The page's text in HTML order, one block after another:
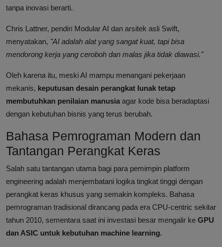
tanpa inovasi berarti.
Chris Lattner, pendiri Modular AI dan arsitek asli Swift,
menyatakan, "AI adalah alat yang sangat kuat, tapi bisa
mendorong kerja yang ceroboh dan malas jika tidak diawasi."
Oleh karena itu, meski AI mampu menangani pekerjaan
mekanis, keputusan desain perangkat lunak tetap
membutuhkan penilaian manusia agar kode bisa beradaptasi
dengan kebutuhan bisnis yang terus berubah.
Bahasa Pemrograman Modern dan
Tantangan Perangkat Keras
Salah satu tantangan utama bagi para pemimpin platform
engineering adalah menjembatani logika tingkat tinggi dengan
perangkat keras khusus yang semakin kompleks. Bahasa
pemrograman tradisional dirancang pada era CPU-centric sekitar
tahun 2010, sementara saat ini investasi besar mengalir ke GPU
dan ASIC untuk kebutuhan machine learning.